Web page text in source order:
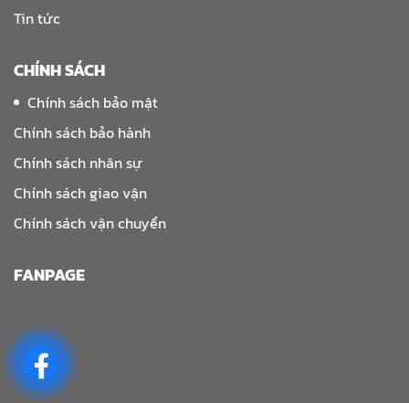
Tin tức
CHÍNH SÁCH
Chính sách bảo mật
Chính sách bảo hành
Chính sách nhân sự
Chính sách giao vận
Chính sách vận chuyển
FANPAGE